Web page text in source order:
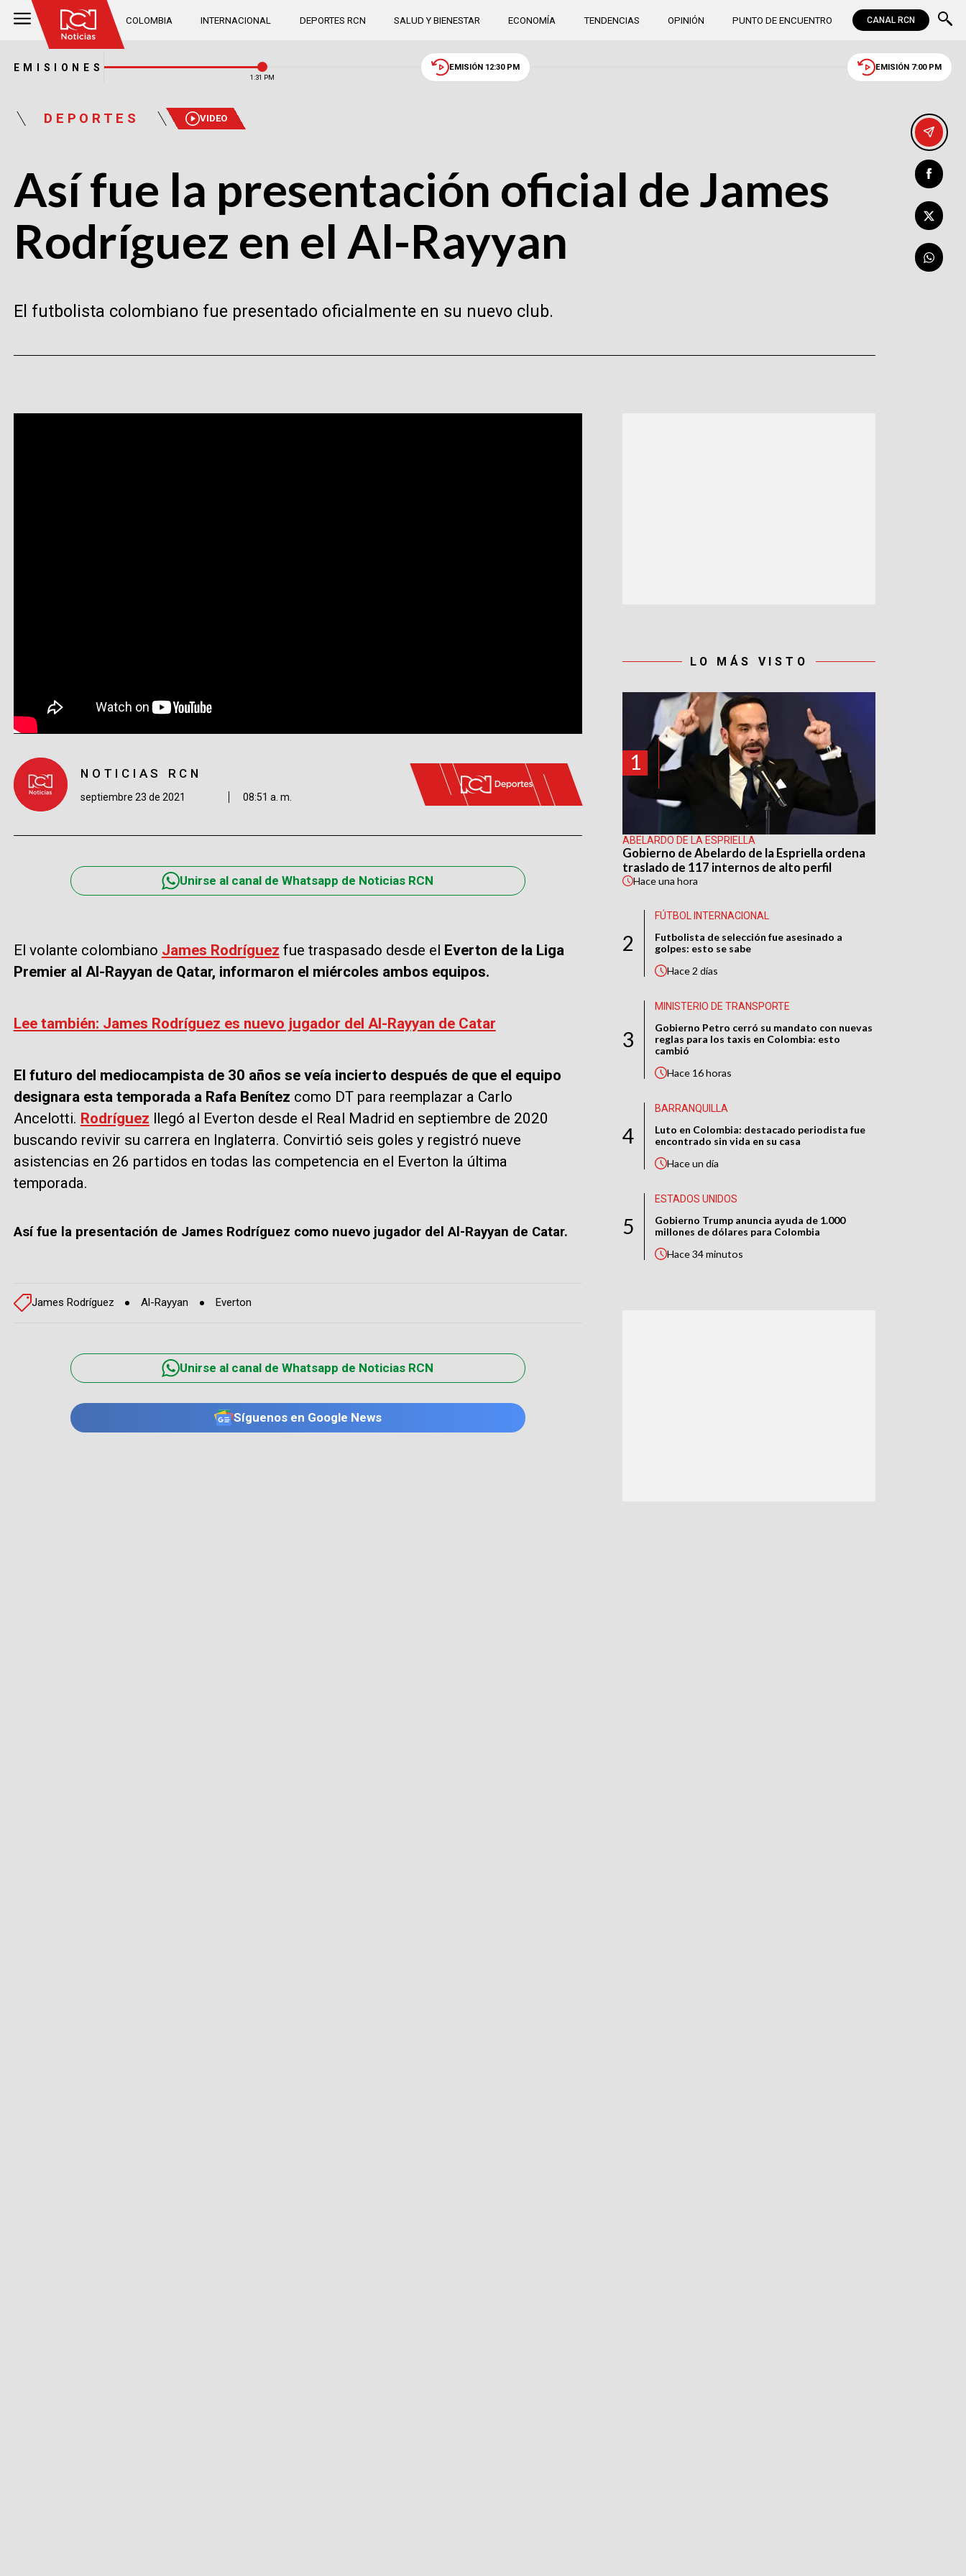
COLOMBIA INTERNACIONAL DEPORTES RCN SALUD Y BIENESTAR ECONOMÍA TENDENCIAS OPINIÓN PUNTO DE ENCUENTRO CANAL RCN
EMISIONES
1:31 PM
EMISIÓN 12:30 PM EMISIÓN 7:00 PM
DEPORTES VIDEO
Así fue la presentación oficial de James
Rodríguez en el Al-Rayyan
El futbolista colombiano fue presentado oficialmente en su nuevo club.
NOTICIAS RCN
septiembre 23 de 2021 08:51 a. m.
Unirse al canal de Whatsapp de Noticias RCN
El volante colombiano James Rodríguez fue traspasado desde el Everton de la Liga
Premier al Al-Rayyan de Qatar, informaron el miércoles ambos equipos.
Lee también: James Rodríguez es nuevo jugador del Al-Rayyan de Catar
El futuro del mediocampista de 30 años se veía incierto después de que el equipo
designara esta temporada a Rafa Benítez como DT para reemplazar a Carlo
Ancelotti. Rodríguez llegó al Everton desde el Real Madrid en septiembre de 2020
buscando revivir su carrera en Inglaterra. Convirtió seis goles y registró nueve
asistencias en 26 partidos en todas las competencia en el Everton la última
temporada.
Así fue la presentación de James Rodríguez como nuevo jugador del Al-Rayyan de Catar.
James Rodríguez Al-Rayyan Everton
Unirse al canal de Whatsapp de Noticias RCN
Síguenos en Google News
LO MÁS VISTO
1
ABELARDO DE LA ESPRIELLA
Gobierno de Abelardo de la Espriella ordena
traslado de 117 internos de alto perfil
Haceuna hora
2
FÚTBOL INTERNACIONAL
Futbolista de selección fue asesinado a
golpes: esto se sabe
Hace2 días
3
MINISTERIO DE TRANSPORTE
Gobierno Petro cerró su mandato con nuevas
reglas para los taxis en Colombia: esto
cambió
Hace 16 horas
4
BARRANQUILLA
Luto en Colombia: destacado periodista fue
encontrado sin vida en su casa
Haceun día
5
ESTADOS UNIDOS
Gobierno Trump anuncia ayuda de 1.000
millones de dólares para Colombia
Hace34 minutos